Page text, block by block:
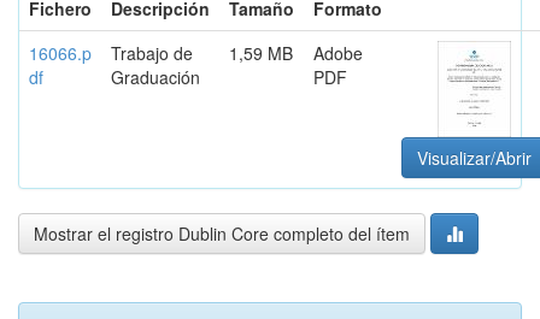
Fichero
Descripción Tamaño
Formato
16066.p
df
Trabajo de
Graduación
1,59 MB
Adobe
PDF
Visualizar/Abrir
Mostrar el registro Dublin Core completo del ítem